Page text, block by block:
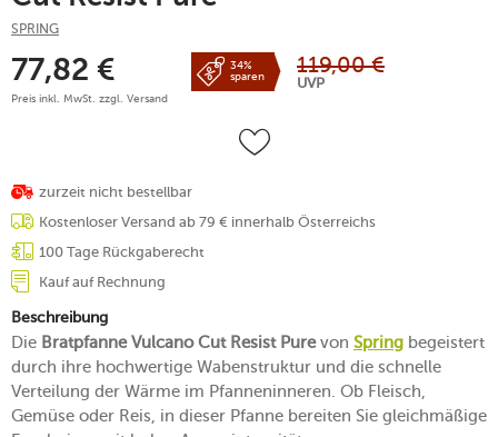
SPRING
77,82 €
Preis inkl. MwSt. zzgl. Versand
34%
sparen
119,00 €
UVP
zurzeit nicht bestellbar
Kostenloser Versand ab 79 € innerhalb Österreichs
100 Tage Rückgaberecht
Kauf auf Rechnung
Beschreibung
Die Bratpfanne Vulcano Cut Resist Purevon Spring begeistert
durch ihre hochwertige Wabenstruktur und die schnelle
Verteilung der Wärme im Pfanneninneren. Ob Fleisch,
Gemüse oder Reis, in dieser Pfanne bereiten Sie gleichmäßige